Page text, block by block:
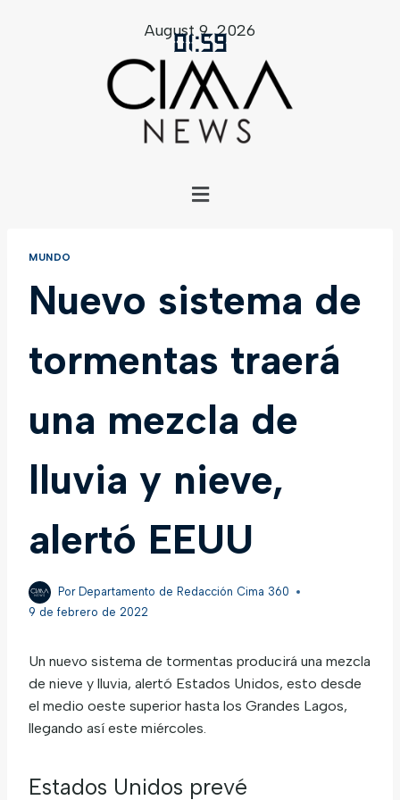
01:59
August 9, 2026
MUNDO
Nuevo sistema de
tormentas traerá
una mezcla de
lluvia y nieve,
alertó EEUU
Por Departamento de Redacción Cima 360
9 de febrero de 2022
Un nuevo sistema de tormentas producirá una mezcla
de nieve y lluvia, alertó Estados Unidos, esto desde
el medio oeste superior hasta los Grandes Lagos,
llegando así este miércoles.
Estados Unidos prevé